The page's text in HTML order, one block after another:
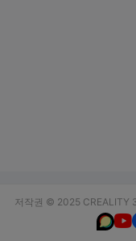
저작권 © 2025 CREALITY
